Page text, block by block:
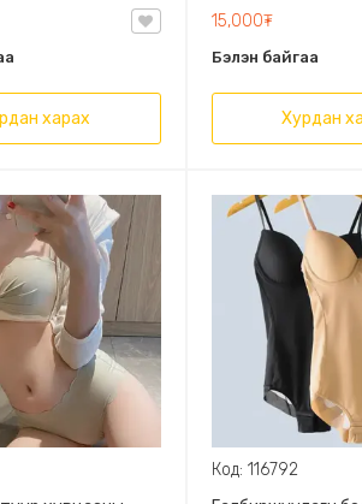
дотуур
Өдөр тутамдаа
хичээлэхдээ
харах
Блонд/
15,000₮
Бэлэн байгаа
Хурдан
Код: 116792